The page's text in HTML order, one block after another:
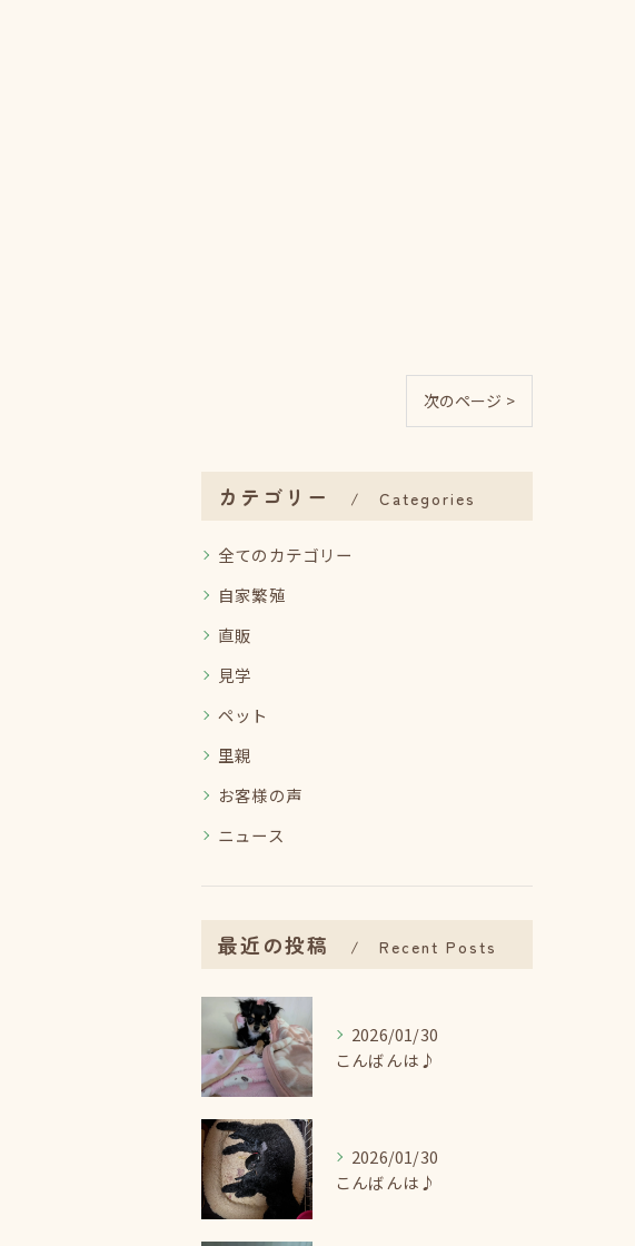
次のページ >
カテゴリー Categories
全てのカテゴリー
自家繁殖
直販
見学
ペット
里親
お客様の声
ニュース
最近の投稿 Recent Posts
2026/01/30
こんばんは♪
2026/01/30
こんばんは♪